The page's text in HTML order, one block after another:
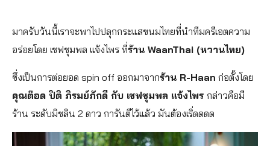
มาครับวันนี้เราจะพาไปปลุกกระแสขนมไทยที่นำทีมครีเอตความ
อร่อยโดย เชฟชุมพล แจ้งไพร ที่ร้าน WaanThai (หวานไทย)
ซึ่งเป็นการต่อยอด spin off ออกมาจากร้าน R-Haan ก่อตั้งโดย
คุณต๊อด ปิติ ภิรมย์ภักดี กับ เชฟชุมพล แจ้งไพร กล่าวคือมี
ร้าน ระดับมิชลิน 2 ดาว การันตีไว้แล้ว มันต้องเริ่ดดดด